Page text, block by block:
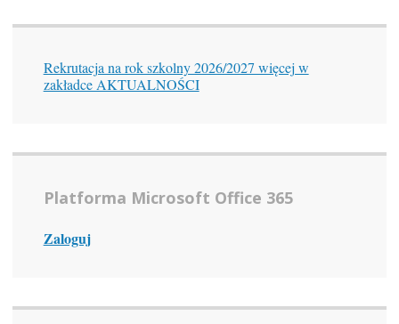
Rekrutacja na rok szkolny 2026/2027 więcej w
zakładce AKTUALNOŚCI
Platforma Microsoft Office 365
Zaloguj